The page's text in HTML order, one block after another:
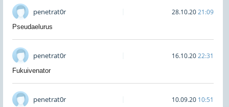
penetrat0r 28.10.2021:09
Pseudaelurus
penetrat0r 16.10.2022:31
Fukuivenator
penetrat0r 10.09.20 10:51